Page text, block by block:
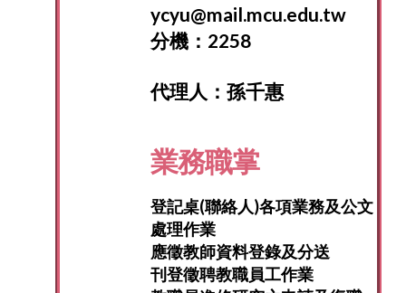
ycyu@mail.mcu.edu.tw
分機：2258
代理人：孫千惠
業務職掌
登記桌(聯絡人)各項業務及公文
處理作業
應徵教師資料登錄及分送
刊登徵聘教職員工作業